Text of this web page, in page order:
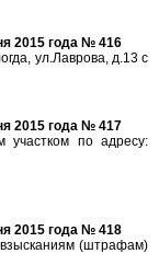
2015 года № 416
ул.Лаврова, д.13 с
2015 года № 417
участком по адресу:
2015 года № 418
(штрафам)